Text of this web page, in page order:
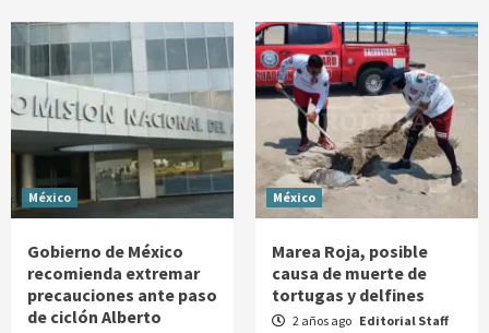
México
Gobierno de México
recomienda extremar
precauciones ante paso
de ciclón Alberto
México
Marea Roja, posible
causa de muerte de
tortugas y delfines
2 años ago Editorial Staff